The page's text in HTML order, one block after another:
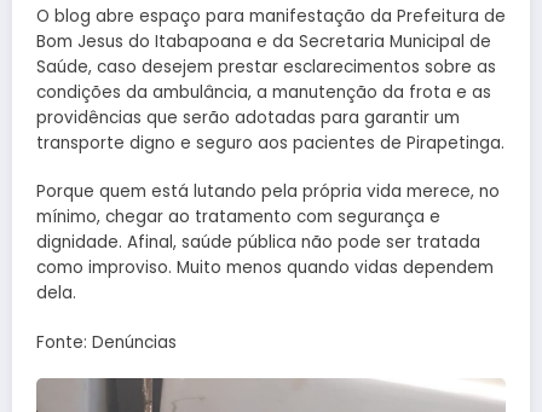
O blog abre espaço para manifestação da Prefeitura de
Bom Jesus do Itabapoana e da Secretaria Municipal de
Saúde, caso desejem prestar esclarecimentos sobre as
condições da ambulância, a manutenção da frota e as
providências que serão adotadas para garantir um
transporte digno e seguro aos pacientes de Pirapetinga.
Porque quem está lutando pela própria vida merece, no
mínimo, chegar ao tratamento com segurança e
dignidade. Afinal, saúde pública não pode ser tratada
como improviso. Muito menos quando vidas dependem
dela.
Fonte: Denúncias